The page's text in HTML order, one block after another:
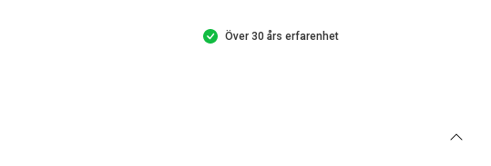
Över 30 års erfarenhet